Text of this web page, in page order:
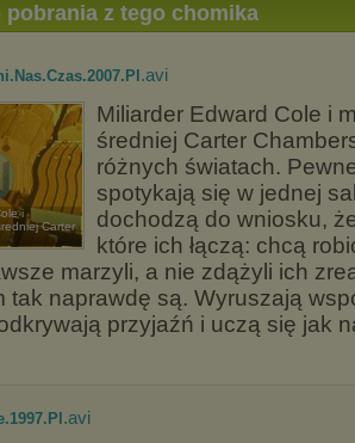
pobrania z tego chomika
.avi
i
Carter
Miliarder Edward Cole i
średniej Carter
różnych światach.
spotykają się w jednej
dochodzą do wniosku,
które ich łączą: chcą
marzyli, a nie zdążyli ich
tak naprawdę są. Wyruszają
przyjaźń i uczą się jak
.avi